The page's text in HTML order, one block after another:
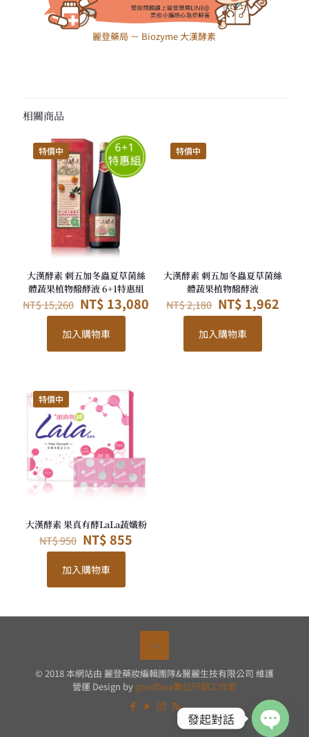
麗登藥局 － Biozyme 大漢酵素
相關商品
特價中
大漢酵素 刺五加冬蟲夏草菌絲
體蔬果植物醱酵液 6+1特惠組
NT$15,260 原
始
價
格：
NT$ 15,260。
NT$ 13,080
NT$ 13,080。
加入購物車
特價中
大漢酵素 刺五加冬蟲夏草菌絲
體蔬果植物醱酵液
NT$2,180 原
始
價
格：
NT$ 2,180。
NT$ 1,962
加入購物車
特價中
大漢酵素 果真有酵LaLa蔬孅粉
NT$950 原
始
價
格：
NT$ 950。
NT$855
加入購物車
© 2018 本網站由 麗登藥妝編輯團隊&醫麗生技有限公司 維護
營運 Design by goodface數位行銷工作室
發起對話